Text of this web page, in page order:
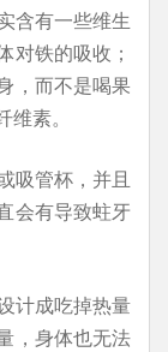
含有一些维生
对铁的吸收；
，而不是喝果
素。
吸管杯，并且
会有导致蛀牙
计成吃掉热量
，身体也无法